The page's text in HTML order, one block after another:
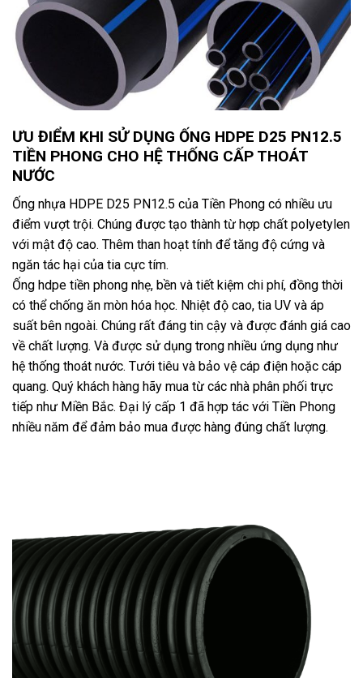
ƯU ĐIỂM KHI SỬ DỤNG ỐNG HDPE D25 PN12.5
TIỀN PHONG CHO HỆ THỐNG CẤP THOÁT
NƯỚC
Ống nhựa HDPE D25 PN12.5 của Tiền Phong có nhiều ưu
điểm vượt trội. Chúng được tạo thành từ hợp chất polyetylen
với mật độ cao. Thêm than hoạt tính để tăng độ cứng và
ngăn tác hại của tia cực tím.
Ống hdpe tiền phong nhẹ, bền và tiết kiệm chi phí, đồng thời
có thể chống ăn mòn hóa học. Nhiệt độ cao, tia UV và áp
suất bên ngoài. Chúng rất đáng tin cậy và được đánh giá cao
về chất lượng. Và được sử dụng trong nhiều ứng dụng như
hệ thống thoát nước. Tưới tiêu và bảo vệ cáp điện hoặc cáp
quang. Quý khách hàng hãy mua từ các nhà phân phối trực
tiếp như Miền Bắc. Đại lý cấp 1 đã hợp tác với Tiền Phong
nhiều năm để đảm bảo mua được hàng đúng chất lượng.